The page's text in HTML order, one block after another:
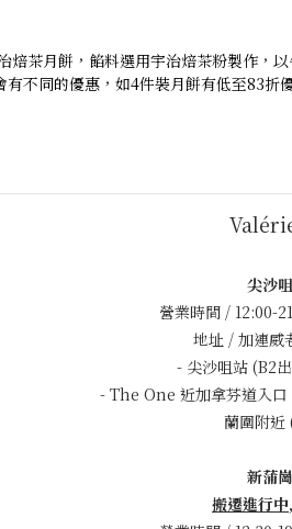
茶月餅，餡料選用宇治焙茶粉製作，
不同的優惠，如4件裝月餅有低至83折
尖沙
營業時間 / 12:00-
地址 / 加連威
- 尖沙咀站 (B2
- The One 近加拿芬道入口
蘭圍附近
新蒲
搬遷進行